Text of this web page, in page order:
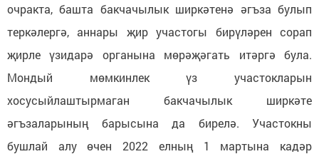
очракта, башта бакчачылык ширкәтенә әгъза булып
теркәлергә, аннары җир участогы бирүләрен сорап
җирле үзидарә органына мөрәҗәгать итәргә була.
Мондый мөмкинлек үз участокларын
хосусыйлаштырмаган бакчачылык ширкәте
әгъзаларының барысына да бирелә. Участокны
бушлай алу өчен 2022 елның 1 мартына кадәр